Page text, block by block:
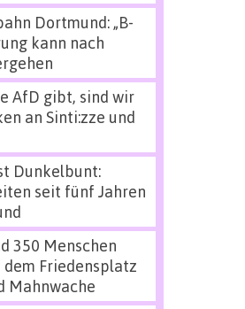
Dortmund: „B-
kann nach
AfD gibt, sind wir
an Sinti:zze und
Dunkelbunt:
seit fünf Jahren
350 Menschen
Friedensplatz
Mahnwache